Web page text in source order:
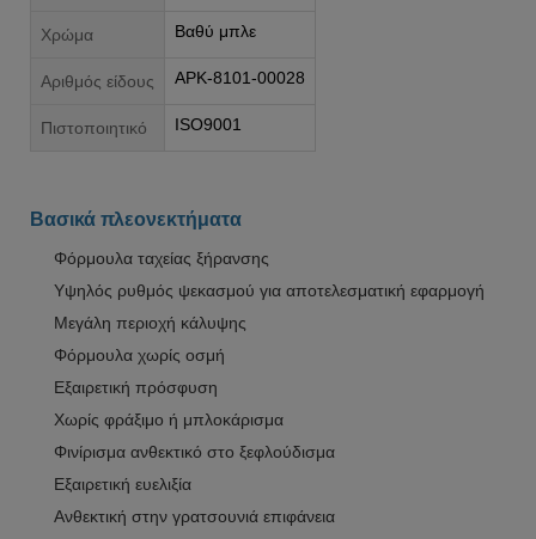
Χρώμα Βαθύ μπλε
Αριθμός είδους APK-8101-00028
Πιστοποιητικό ISO9001
Βασικά πλεονεκτήματα
Φόρμουλα ταχείας ξήρανσης
Υψηλός ρυθμός ψεκασμού για αποτελεσματική εφαρμογή
Μεγάλη περιοχή κάλυψης
Φόρμουλα χωρίς οσμή
Εξαιρετική πρόσφυση
Χωρίς φράξιμο ή μπλοκάρισμα
Φινίρισμα ανθεκτικό στο ξεφλούδισμα
Εξαιρετική ευελιξία
Ανθεκτική στην γρατσουνιά επιφάνεια